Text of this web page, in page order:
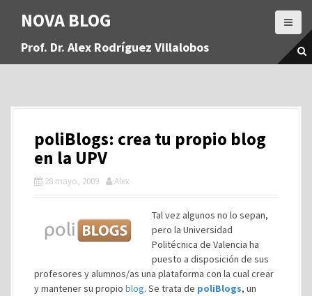
a
NOVA BLOG
Prof. Dr. Alex Rodríguez Villalobos
poliBlogs: crea tu propio blog
en la UPV
28 mayo, 2009 Alex
Tal vez algunos no lo sepan,
pero la Universidad
Politécnica de Valencia ha
puesto a disposición de sus
profesores y alumnos/as una plataforma con la cual crear
y mantener su propio blog. Se trata de poliBlogs, un